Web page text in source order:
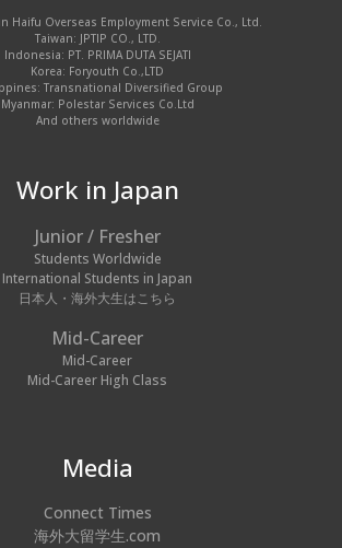
Haifu Overseas Employment Service Co., Ltd.
Taiwan: JPTIP CO., LTD.
Indonesia: PT. PRIMA DUTA SEJATI
Korea: Foryouth Co.,LTD
Transnational Diversified Group
Myanmar: Polestar Services Co.Ltd
And others worldwide
Work in Japan
Junior / Fresher
Students Worldwide
International Students in Japan
日本人・海外大生はこちら
Mid-Career
Mid-Career
Mid-Career High Class
Media
Connect Times
海外大留学生.com